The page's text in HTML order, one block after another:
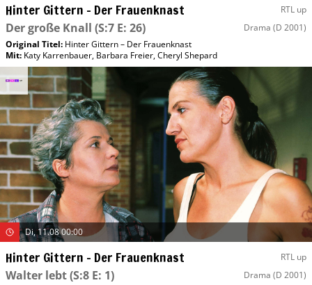
Hinter Gittern – Der Frauenknast RTL up
Der große Knall (S:7 E: 26) Drama (D 2001)
Original Titel: Hinter Gittern – Der Frauenknast
Mit: Katy Karrenbauer, Barbara Freier,Cheryl Shepard
Di, 11.08 00:00
Hinter Gittern – Der Frauenknast RTL up
Walter lebt(S:8 E: 1) Drama (D 2001)